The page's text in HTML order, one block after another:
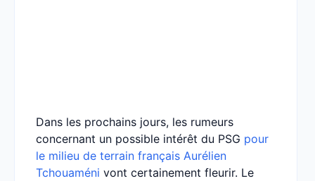
Dans les prochains jours, les rumeurs
concernant un possible intérêt du PSG pour
le milieu de terrain français Aurélien
Tchouaméni vont certainement fleurir. Le